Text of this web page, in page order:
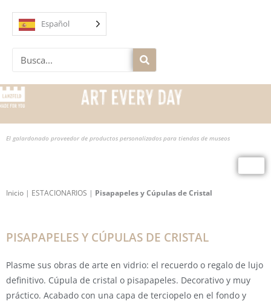
contenido
Español
Buscar
El galardonado proveedor de productos personalizados para tiendas de museos
Inicio | ESTACIONARIOS | Pisapapeles y Cúpulas de Cristal
PISAPAPELES Y CÚPULAS DE CRISTAL
Plasme sus obras de arte en vidrio: el recuerdo o regalo de lujo
definitivo. Cúpula de cristal o pisapapeles. Decorativo y muy
práctico. Acabado con una capa de terciopelo en el fondo y